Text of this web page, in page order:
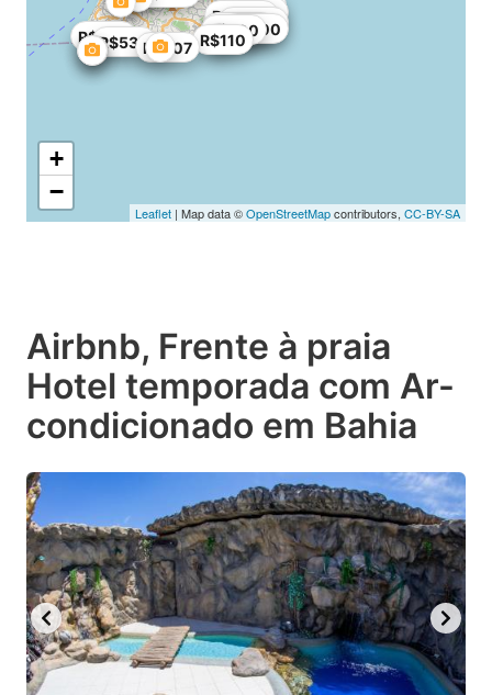
R$2539
R$1200
R$218
R$110
R$307
R$3110
R$530
R$200
R$700
R$120
R$800
+
−
Leaflet | Map data ©OpenStreetMapcontributors, CC-BY-SA
Airbnb, Frente à praia
Hotel temporada com Ar-
condicionado em Bahia